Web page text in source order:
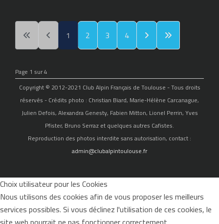
1 2 3 4
Page 1 sur 4
Copyright © 2012-2021 Club Alpin Français de Toulouse - Tous droits
réservés - Crédits photo : Christian Biard, Marie-Hélène Carcanague,
Julien Defois, Alexandra Genesty, Fabien Mitton, Lionel Perrin, Yves
Pfister, Bruno Serraz et quelques autres Cafistes.
Reproduction des photos interdite sans autorisation, contact :
admin@clubalpintoulouse.fr
Choix utilisateur pour les Cookies
Nous utilisons des cookies afin de vous proposer les meilleurs
services possibles. Si vous déclinez l'utilisation de ces cookies, le